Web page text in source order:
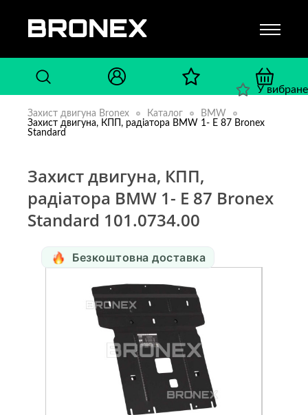
Захист двигуна Bronex Каталог
BMW
Захист двигуна, КПП, радіатора BMW 1- E 87 Bronex
Standard
Захист двигуна, КПП,
радіатора BMW 1- E 87 Bronex
Standard 101.0734.00
Безкоштовна доставка
У вибране